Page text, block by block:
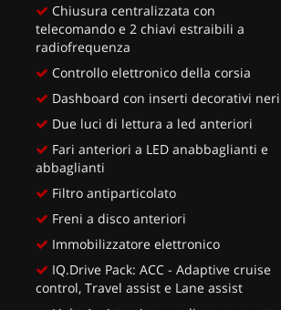
Chiusura centralizzata con
telecomando e 2 chiavi estraibili a
radiofrequenza
Controllo elettronico della corsia
Dashboard con inserti decorativi neri
Due luci di lettura a led anteriori
Fari anteriori a LED anabbaglianti e
abbaglianti
Filtro antiparticolato
Freni a disco anteriori
Immobilizzatore elettronico
IQ.Drive Pack: ACC - Adaptive cruise
control, Travel assist e Lane assist